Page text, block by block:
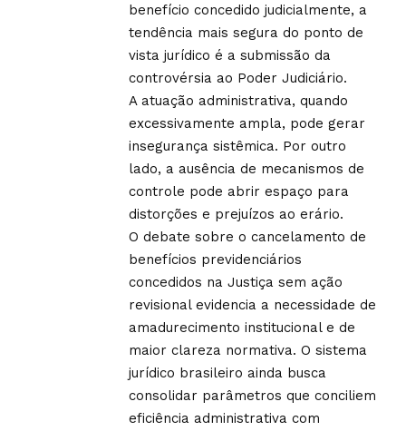
benefício concedido judicialmente, a
tendência mais segura do ponto de
vista jurídico é a submissão da
controvérsia ao Poder Judiciário.
A atuação administrativa, quando
excessivamente ampla, pode gerar
insegurança sistêmica. Por outro
lado, a ausência de mecanismos de
controle pode abrir espaço para
distorções e prejuízos ao erário.
O debate sobre o cancelamento de
benefícios previdenciários
concedidos na Justiça sem ação
revisional evidencia a necessidade de
amadurecimento institucional e de
maior clareza normativa. O sistema
jurídico brasileiro ainda busca
consolidar parâmetros que conciliem
eficiência administrativa com